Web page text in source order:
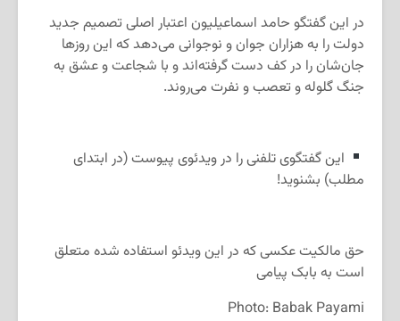
در این گفتگو حامد اسماعیلیون اعتبار اصلی تصمیم جدید
دولت را به هزاران جوان و نوجوانی می‌دهد که این روزها
جان‌شان را در کف دست گرفته‌اند و با شجاعت و عشق به
جنگ گلوله و تعصب و نفرت می‌روند.
این گفتگوی تلفنی را در ویدئوی پیوست (در ابتدای
مطلب) بشنوید!
حق مالکیت عکسی که در این ویدئو استفاده شده متعلق
است به بابک پیامی
Photo: Babak Payami